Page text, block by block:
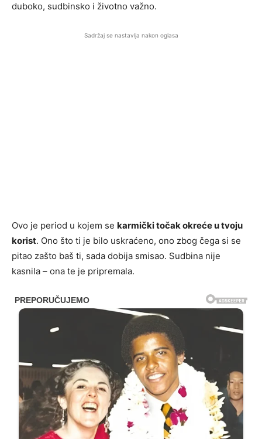
duboko, sudbinsko i životno važno.
Sadržaj se nastavlja nakon oglasa
Ovo je period u kojem se karmički točak okreće u tvoju
korist. Ono što ti je bilo uskraćeno, ono zbog čega si se
pitao zašto baš ti, sada dobija smisao. Sudbina nije
kasnila – ona te je pripremala.